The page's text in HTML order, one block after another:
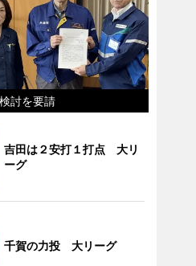
討を要請
吉田は２安打１打点 大リ
ーグ
千賀の力投 大リーグ